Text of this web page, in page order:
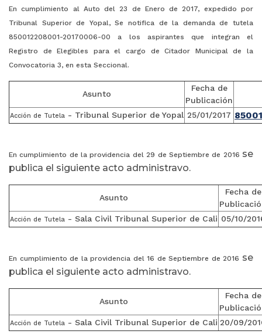
En cumplimiento al Auto del 23 de Enero de 2017, expedido por
Tribunal Superior de Yopal, Se notifica de la demanda de tutela
850012208001-20170006-00 a los aspirantes que integran el
Registro de Elegibles para el cargo de Citador Municipal de la
Convocatoria 3, en esta Seccional.
Asunto
Fecha de
Publicación
Acción de Tutela - Tribunal Superior de Yopal 25/01/2017
En cumplimiento de la providencia del 29 de Septiembre de 2016 se
publica el siguiente acto administravo.
Asunto
Fecha de
Acción de Tutela - Sala Civil Tribunal Superior de Cali 05/10/
En cumplimiento de la providencia del 16 de Septiembre de 2016 se
publica el siguiente acto administravo.
Asunto
Fecha de
Acción de Tutela - Sala Civil Tribunal Superior de Cali 20/09/